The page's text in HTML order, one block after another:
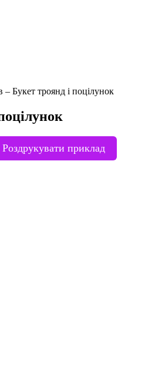
– Букет троянд і поцілунок
Роздрукувати приклад